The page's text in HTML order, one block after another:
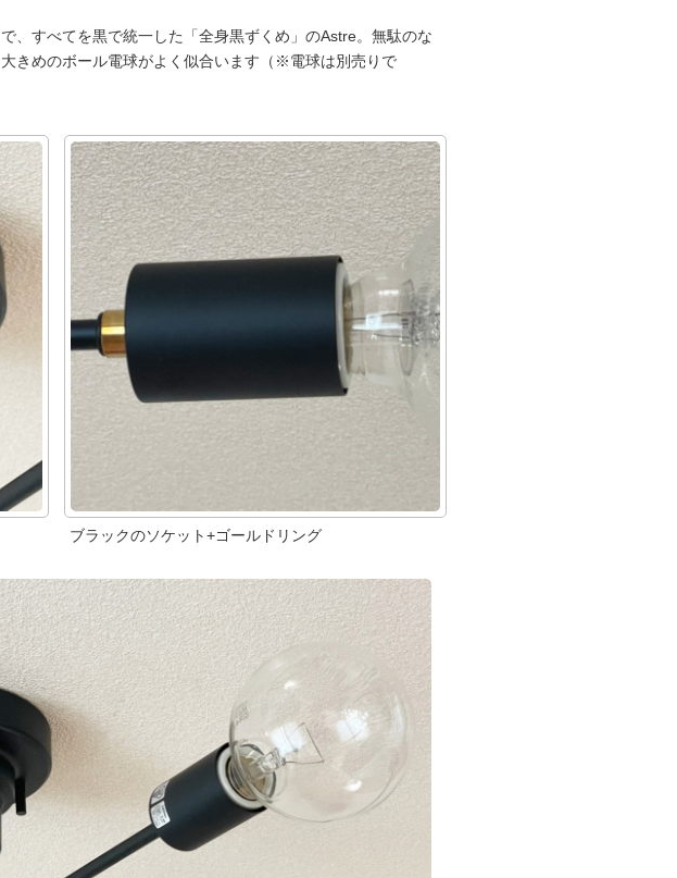
、すべてを黒で統一した「全身黒ずくめ」のAstre。無駄のな
きめのボール電球がよく似合います（※電球は別売りで
ブラックのソケット+ゴールドリング